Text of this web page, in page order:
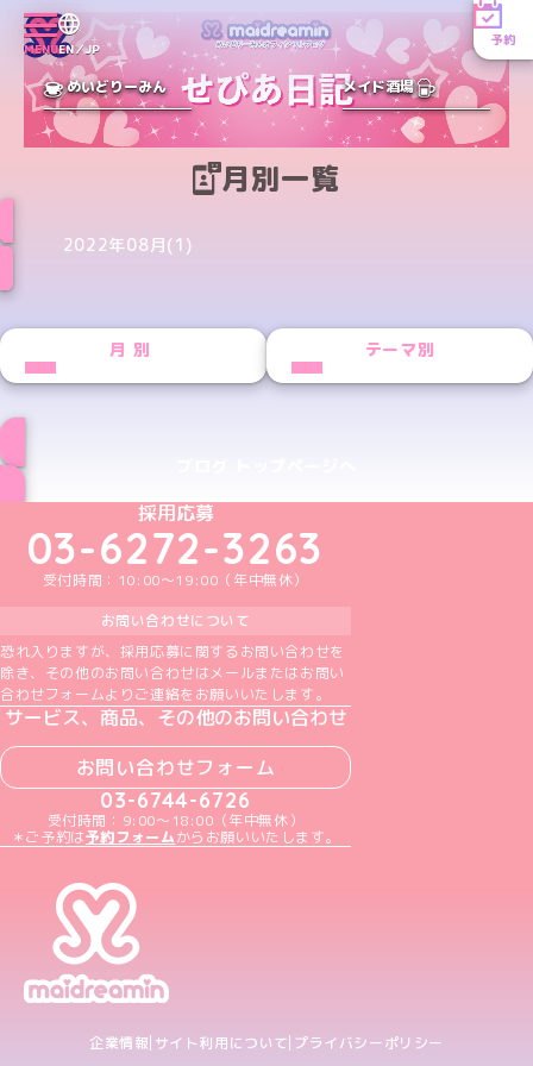
MENUEN／JP
予約
めいどりーみん メイド酒場
月別一覧
2022年08月(1)
月別 テーマ別
めいどりーみんTikTok公式アカウント
めいどりーみんX公式アカウント
めいどりーみんInstagram公式アカウント
めいどりーみんFacebook公式アカウン
めいどりーみんYouTube公式アカ
採用応募
03-6272-3263
受付時間：10:00～19:00（年中無休）
お問い合わせについて
恐れ入りますが、採用応募に関するお問い合わせを
除き、その他のお問い合わせはメールまたはお問い
合わせフォームよりご連絡をお願いいたします。
サービス、商品、その他のお問い合わせ
お問い合わせフォーム
03-6744-6726
受付時間：9:00～18:00（年中無休）
＊ご予約は予約フォームからお願いいたします。
企業情報 サイト利用について プライバシーポリシー